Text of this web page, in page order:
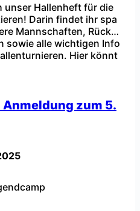
unser Hallenheft für die
Darin findet ihr spa
Mannschaften, Rückbl
sowie alle wichtigen Info
Hier könnt
rsv-barntru
euch aus – also reinsch
zum 5.